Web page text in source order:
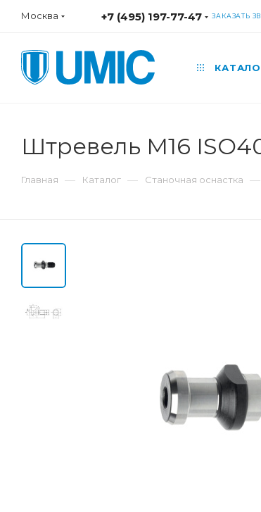
Москва +7 (495) 197-77-47 ЗАКАЗАТЬ
Штревель M16
Главная — Каталог — Станочная оснастка —